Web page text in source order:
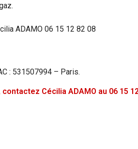
ADAMO 06 15 12 82 08
: 531507994 – Paris.
Cécilia ADAMO au 06 15